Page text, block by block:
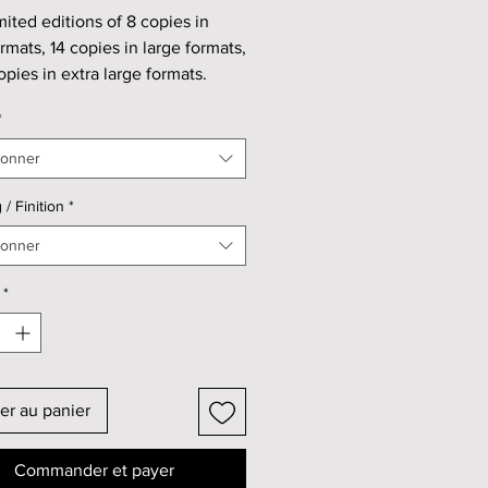
editions of 8 copies in
14 copies in large formats,
in extra large formats.
: 40x60cm (=
: 60x90cm (=
format : 80x120cm (=
from 300€ (for a small format
to 2500€ (for an extra large
unframed = 350€
format framed = 600€
/ Finition *
*
au panier
Commander et payer